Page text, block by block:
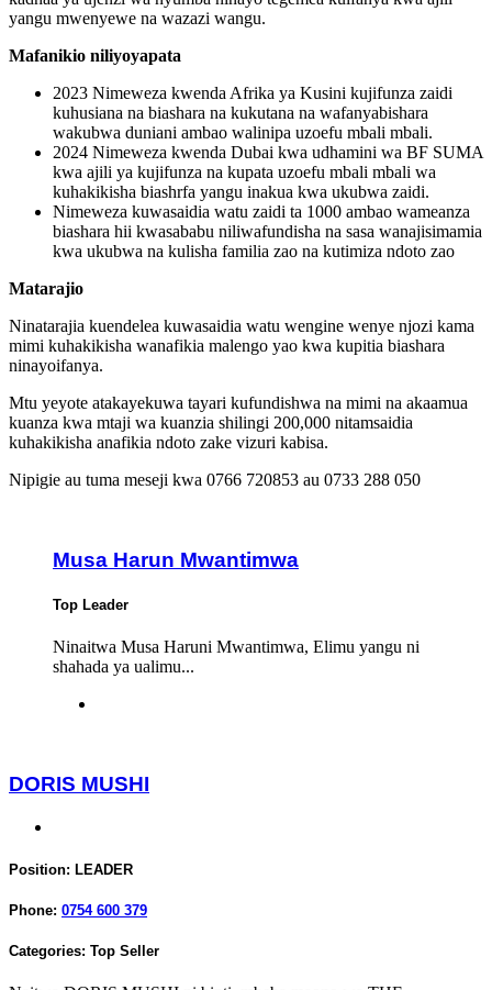
yangu mwenyewe na wazazi wangu.
Mafanikio niliyoyapata
2023 Nimeweza kwenda Afrika ya Kusini kujifunza zaidi
kuhusiana na biashara na kukutana na wafanyabishara
wakubwa duniani ambao walinipa uzoefu mbali mbali.
2024 Nimeweza kwenda Dubai kwa udhamini wa BF SUMA
kwa ajili ya kujifunza na kupata uzoefu mbali mbali wa
kuhakikisha biashrfa yangu inakua kwa ukubwa zaidi.
Nimeweza kuwasaidia watu zaidi ta 1000 ambao wameanza
biashara hii kwasababu niliwafundisha na sasa wanajisimamia
kwa ukubwa na kulisha familia zao na kutimiza ndoto zao
Matarajio
Ninatarajia kuendelea kuwasaidia watu wengine wenye njozi kama
mimi kuhakikisha wanafikia malengo yao kwa kupitia biashara
ninayoifanya.
Mtu yeyote atakayekuwa tayari kufundishwa na mimi na akaamua
kuanza kwa mtaji wa kuanzia shilingi 200,000 nitamsaidia
kuhakikisha anafikia ndoto zake vizuri kabisa.
Nipigie au tuma meseji kwa 0766 720853 au 0733 288 050
Musa Harun Mwantimwa
Top Leader
Ninaitwa Musa Haruni Mwantimwa, Elimu yangu ni
shahada ya ualimu...
DORIS MUSHI
Position: LEADER
Phone: 0754 600 379
Categories: Top Seller